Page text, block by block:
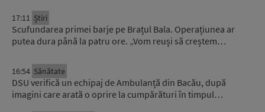
17:11 Știri
Scufundarea primei barje pe Brațul Bala. Operațiunea ar
putea dura până la patru ore. „Vom reuși să creștem…
16:54 Sănătate
DSU verifică un echipaj de Ambulanță din Bacău, după
imagini care arată o oprire la cumpărături în timpul…